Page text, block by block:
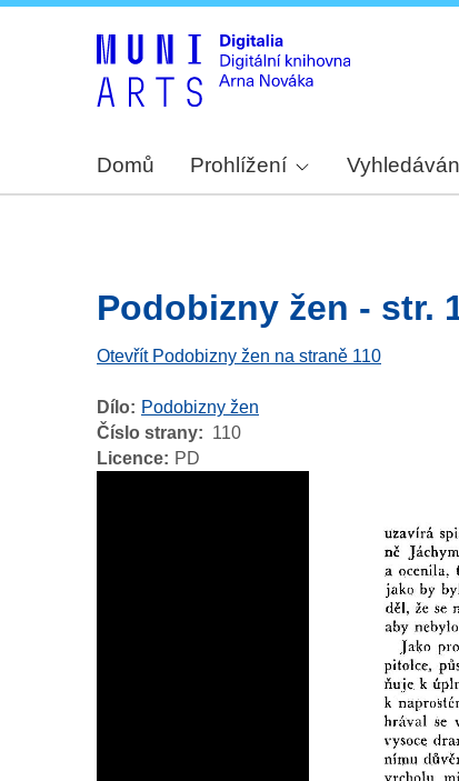
Domů Prohlížení
Podobizny žen - str.
Otevřít Podobizny žen na straně 110
Dílo
Podobizny žen
Číslo strany
110
Licence
PD